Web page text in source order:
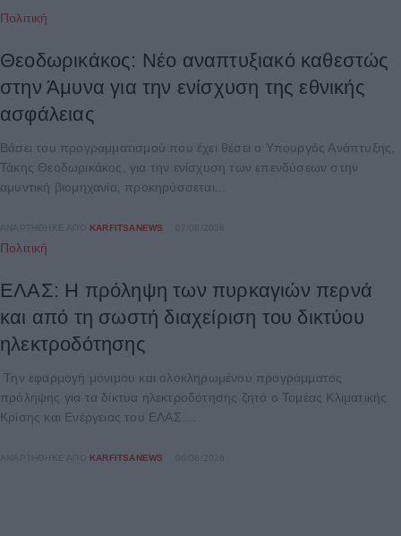
Πολιτική
Θεοδωρικάκος: Νέο αναπτυξιακό καθεστώς
στην Άμυνα για την ενίσχυση της εθνικής
ασφάλειας
Βάσει του προγραμματισμού που έχει θέσει ο Υπουργός Ανάπτυξης,
Τάκης Θεοδωρικάκος, για την ενίσχυση των επενδύσεων στην
αμυντική βιομηχανία, προκηρύσσεται...
ΑΝΑΡΤΉΘΗΚΕ ΑΠΌ KARFITSANEWS
Πολιτική
ΕΛΑΣ: Η πρόληψη των πυρκαγιών περνά
και από τη σωστή διαχείριση του δικτύου
ηλεκτροδότησης
Την εφαρμογή μόνιμου και ολοκληρωμένου προγράμματος
πρόληψης για τα δίκτυα ηλεκτροδότησης ζητά ο Τομέας Κλιματικής
Κρίσης και Ενέργειας του ΕΛΑΣ....
KARFITSANEWS